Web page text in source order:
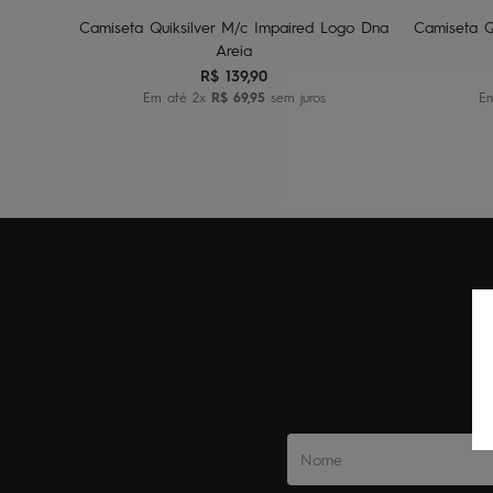
Camiseta Quiksilver M/c Impaired Logo Dna
Areia
R$ 139,90
Em até 2x R$ 69,95 sem juros
Camiseta